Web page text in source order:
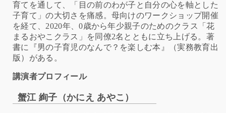
育てを通して、「目の前のわが子と自分の心を軸とした
子育て」の大切さを痛感。母向けのワークショップ開催
を経て、2020年、0歳から年少親子のためのクラス「花
まるおやこクラス」を同僚2名とともに立ち上げる。著
書に『男の子育児のなんで？を楽しむ本』（実務教育出
版）がある。
講演者プロフィール
蟹江 絢子（かにえ あやこ）